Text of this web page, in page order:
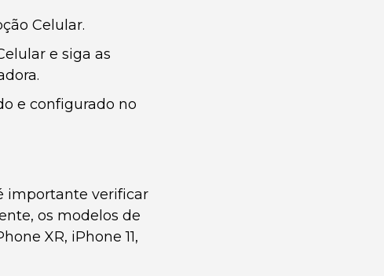
Celular.
e siga as
e configurado no
importante verificar
os modelos de
XR, iPhone 11,